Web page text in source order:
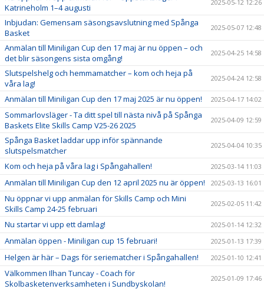
Katrineholm 1–4 augusti
2025-05-12 12:26
Inbjudan: Gemensam säsongsavslutning med Spånga
Basket
2025-05-07 12:48
Anmälan till Miniligan Cup den 17 maj är nu öppen – och
det blir säsongens sista omgång!
2025-04-25 14:58
Slutspelshelg och hemmamatcher – kom och heja på
våra lag!
2025-04-24 12:58
Anmälan till Miniligan Cup den 17 maj 2025 är nu öppen! 2025-04-17 14:02
Sommarlovsläger - Ta ditt spel till nästa nivå på Spånga
Baskets Elite Skills Camp V25-26 2025
2025-04-09 12:59
Spånga Basket laddar upp inför spännande
slutspelsmatcher
2025-04-04 10:35
Kom och heja på våra lag i Spångahallen! 2025-03-14 11:03
Anmälan till Miniligan Cup den 12 april 2025 nu är öppen! 2025-03-13 16:01
Nu öppnar vi upp anmälan för Skills Camp och Mini
Skills Camp 24-25 februari
2025-02-05 11:42
Nu startar vi upp ett damlag! 2025-01-14 12:32
Anmälan öppen - Miniligan cup 15 februari! 2025-01-13 17:39
Helgen är här – Dags för seriematcher i Spångahallen! 2025-01-10 12:41
Välkommen Ilhan Tuncay - Coach för
Skolbasketenverksamheten i Sundbyskolan!
2025-01-09 17:46